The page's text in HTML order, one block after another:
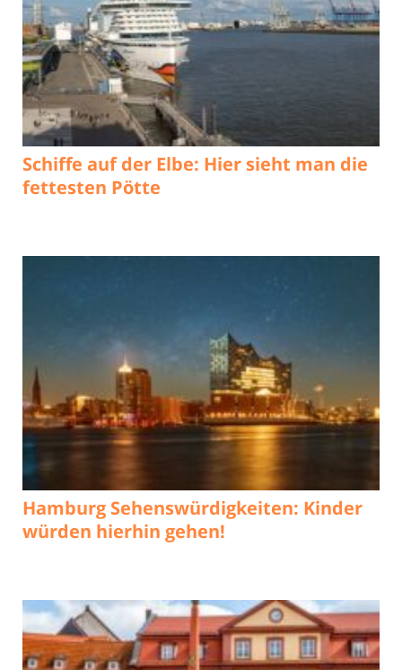
Schiffe auf der Elbe: Hier sieht man die
fettesten Pötte
Hamburg Sehenswürdigkeiten: Kinder
würden hierhin gehen!